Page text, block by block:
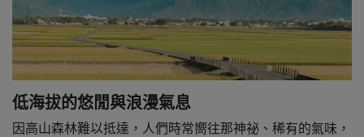
低海拔的悠閒與浪漫氣息
因高山森林難以抵達，人們時常嚮往那神祕、稀有的氣味，